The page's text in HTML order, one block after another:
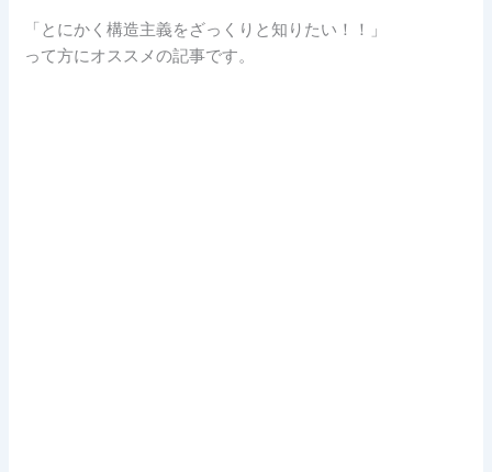
「とにかく構造主義をざっくりと知りたい！！」
って方にオススメの記事です。